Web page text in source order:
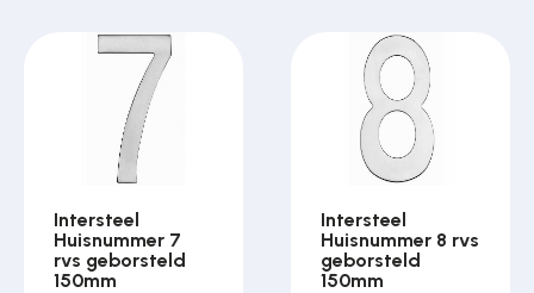
Intersteel
Huisnummer 7
rvs geborsteld
150mm
Intersteel
Huisnummer 8 rvs
geborsteld
150mm